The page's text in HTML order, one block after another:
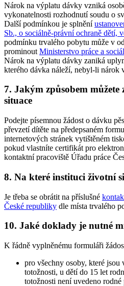
Nárok na výplatu dávky vzniká
vykonatelnosti rozhodnutí soudu o
Další podmínkou je splnění
Sb., o sociálně-právní ochraně dětí,
podmínku trvalého pobytu může v
prominout Ministerstvo práce a
Nárok na výplatu dávky zaniká
kterého dávka náleží, nebyl-li nárok
7. Jakým způsobem
situace
Podejte písemnou žádost o dávku
převzetí dítěte na předepsaném
internetových stránek vytištěném
pokud vlastníte certifikát pro
kontaktní pracoviště Úřadu práce
8. Na které instituci životní
Je třeba se obrátit na příslušné
České republiky dle místa trvalého
10. Jaké doklady je nutné
K řádně vyplněnému formuláři
pro všechny osoby, které jsou
totožnosti, u dětí do 15 let
totožnosti není uvedeno